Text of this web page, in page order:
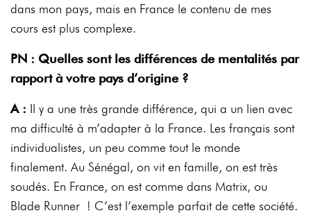
dans mon pays, mais en France le contenu de mes
cours est plus complexe.
PN : Quelles sont les différences de mentalités par
rapport à votre pays d’origine ?
A : Il y a une très grande différence, qui a un lien avec
ma difficulté à m’adapter à la France. Les français sont
individualistes, un peu comme tout le monde
finalement. Au Sénégal, on vit en famille, on est très
soudés. En France, on est comme dans Matrix, ou
Blade Runner ! C’est l’exemple parfait de cette société.